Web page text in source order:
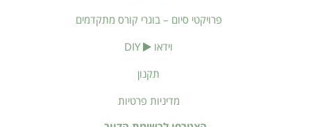
פרויקטי סיום – בוגרי קורס מתקדמים
וידאו
תקנון
מדיניות פרטיות